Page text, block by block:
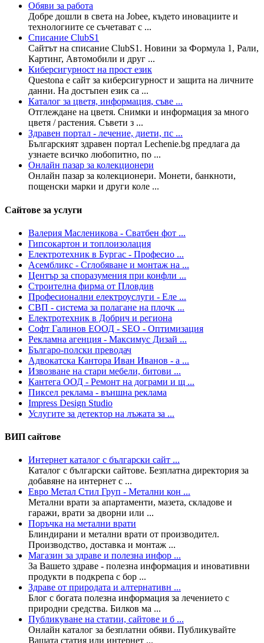
Обяви за работа
Добре дошли в света на Jobee, където иновациите и
технологиите се съчетават с ...
Списание ClubS1
Сайтът на списание ClubS1. Новини за Формула 1, Рали,
Картинг, Автомобили и друг ...
Киберсигурност на прост език
Questona е сайт за киберсигурност и защита на личните
данни. На достъпен език са ...
Каталог за цветя, информация, съве ...
Отглеждане на цветя. Снимки и информация за много
цветя / растения. Съвети з ...
Здравен портал - лечение, диети, пс ...
Българският здравен портал Lechenie.bg предлага да
узнаете всичко любопитно, по ...
Онлайн пазар за колекционери
Онлайн пазар за колекционери. Монети, банкноти,
пощенски марки и други коле ...
Сайтове за услуги
Валерия Масленикова - Сватбен фот ...
Гипсокартон и топлоизолация
Електротехник в Бургас - Професио ...
Асембликс - Сглобяване и монтаж на ...
Център за споразумения при конфли ...
Строителна фирма от Пловдив
Професионални електроуслуги - Еле ...
СВП - система за полагане на плочк ...
Електротехник в Добрич и региона
Софт Галинов ЕООД - SEO - Oптимизация
Рекламна агенция - Максимус Дизай ...
Българо-полски преводач
Адвокатска Кантора Иван Иванов - а ...
Извозване на стари мебели, битови ...
Кантега ООД - Ремонт на дограми и щ ...
Пиксел реклама - външна реклама
Impress Design Studio
Услугите за детектор на лъжата за ...
ВИП сайтове
Интернет каталог с български сайт ...
Каталог с български сайтове. Безплатна директория за
добавяне на интернет с ...
Евро Метал Стил Груп - Метални кон ...
Метални врати за апартаменти, мазета, складове и
гаражи, врати за дворни или ...
Поръчка на метални врати
Блиндирани и метални врати от производител.
Производство, доставка и монтаж ...
Магазин за здраве и полезна инфор ...
За Вашето здраве - полезна информация и иновативни
продукти в подкрепа с бор ...
Здраве от природата и алтернативн ...
Блог с богата полезна информация за лечението с
природни средства. Билков ма ...
Публикуване на статии, сайтове и б ...
Онлайн каталог за безплатни обяви. Публикувайте
Вашата статия или интернет ...